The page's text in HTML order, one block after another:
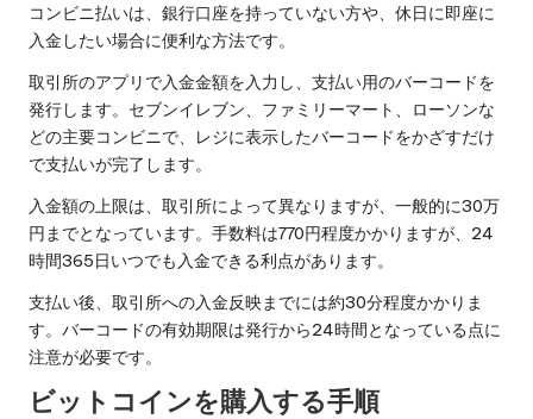
コンビニ払いは、銀行口座を持っていない方や、休日に即座に
入金したい場合に便利な方法です。
取引所のアプリで入金金額を入力し、支払い用のバーコードを
発行します。セブンイレブン、ファミリーマート、ローソンな
どの主要コンビニで、レジに表示したバーコードをかざすだけ
で支払いが完了します。
入金額の上限は、取引所によって異なりますが、一般的に30万
円までとなっています。手数料は770円程度かかりますが、24
時間365日いつでも入金できる利点があります。
支払い後、取引所への入金反映までには約30分程度かかりま
す。バーコードの有効期限は発行から24時間となっている点に
注意が必要です。
ビットコインを購入する手順